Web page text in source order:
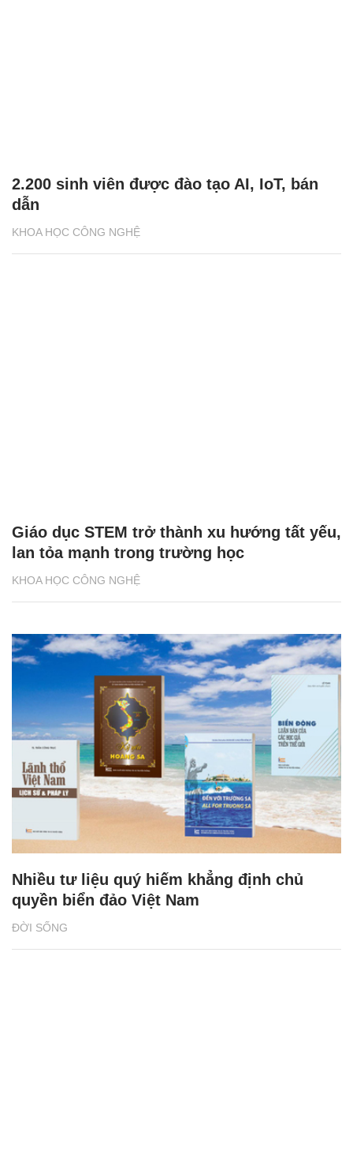
KHOA HỌC CÔNG NGHỆ
2.200 sinh viên được đào tạo AI, IoT, bán
dẫn
KHOA HỌC CÔNG NGHỆ
Giáo dục STEM trở thành xu hướng tất yếu,
lan tỏa mạnh trong trường học
ĐỜI SỐNG
Nhiều tư liệu quý hiếm khẳng định chủ
quyền biển đảo Việt Nam